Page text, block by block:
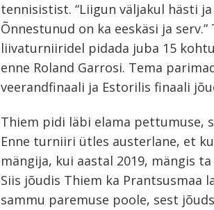
tennisistist. “Liigun väljakul hästi
Õnnestunud on ka eeskäsi ja
liivaturniiridel pidada juba 15
enne Roland Garrosi. Tema
veerandfinaali ja Estorilis finaali
Thiem pidi läbi elama pettumuse,
Enne turniiri ütles austerlane, et
mängija, kui aastal 2019, mängis
Siis jõudis Thiem ka Prantsusmaa
sammu paremuse poole, sest